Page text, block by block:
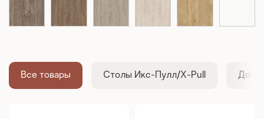
Все товары Столы Икс-Пулл/X-Pull